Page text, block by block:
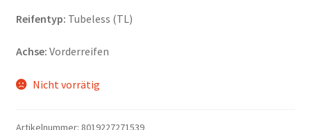
Reifentyp: Tubeless (TL)
Achse: Vorderreifen
Nicht vorrätig
Artikelnummer: 8019227271539